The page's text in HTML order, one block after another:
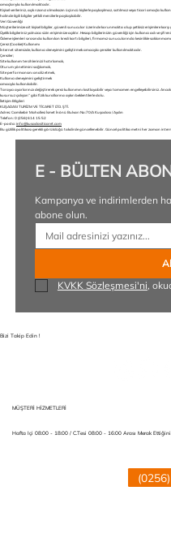
amaçlarıyla kullanılmaktadır.
Kişisel verileriniz, açık rızanız olmaksızın üçüncü kişilerle paylaşılmaz, satılmaz veya ticari amaçla
halinde ilgili bilgiler yetkili mercilerle paylaşılabilir.
Veri Güvenliği
Müşterilerimize ait kişisel bilgiler, güvenli sunucular üzerinde korunmakta olup yetkisiz erişimlere karşı
Üyelik bilgileriniz yalnızca sizin erişiminize açıktır. Hesap bilgilerinizin güvenliği için kullanıcı adı ve
Ödeme işlemleri sırasında kullanılan kredi kartı bilgileri, firmamız sunucularında kesinlikle
Çerez (Cookie) Kullanımı
İnternet sitemizde, kullanıcı deneyimini geliştirmek amacıyla çerezler kullanılmaktadır.
Çerezler;
Site kullanım tercihlerinizi hatırlamak,
Oturum yönetimini sağlamak,
Site performansını analiz etmek,
Kullanıcı deneyimini geliştirmek
amacıyla kullanılabilir.
Tarayıcı ayarlarınızı değiştirerek çerez kullanımını kısıtlayabilir veya tamamen engelleyebilirsiniz.
kusursuz çalışsın” gibi fizik kurallarına aykırı beklentilerle dolu.
İletişim Bilgileri
KUŞADASI TURİZM VE TİCARET LTD. ŞTİ.
Adres: Camikebir Mahallesi İsmet İnönü Bulvarı No:70/A Kuşadası / Aydın
Telefon: 0 (256) 614 15 52
E-posta: info@kusadasiticaret.com
Bu gizlilik politikası gerekli görüldüğü takdirde güncellenebilir. Güncel politika metni her zaman
E - BÜLTEN
Kampanya ve indirimlerden
abone olun.
KVKK Sözleşmesi'ni,
Bizi Takip Edin !
Hafta Içi 08:00 - 18:00 / C.tesi 08:00 - 16:00 Arası Merak
MÜŞTERİ HİZMETLERİ